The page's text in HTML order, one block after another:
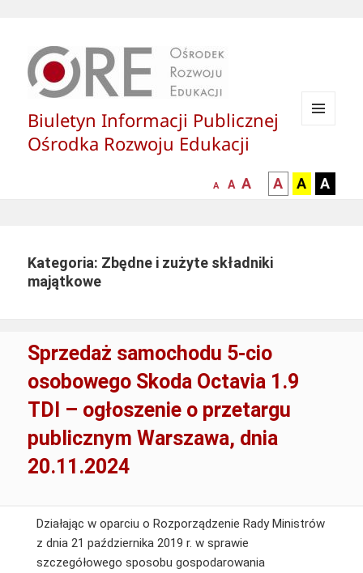
Biuletyn Informacji Publicznej
Ośrodka Rozwoju Edukacji
mniejsza
A
normalna
A
większa-
czcionka
A
kontrast
czarny
tle
A
kontrast
czarny
A
żółty
A
Kategoria: Zbędne i zużyte składniki
majątkowe
Sprzedaż samochodu 5-cio
osobowego Skoda Octavia 1.9
TDI – ogłoszenie o przetargu
publicznym Warszawa, dnia
20.11.2024
Działając w oparciu o Rozporządzenie Rady Ministrów
z dnia 21 października 2019 r. w sprawie
szczegółowego sposobu gospodarowania